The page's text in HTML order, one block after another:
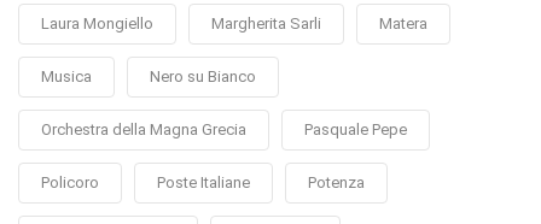
Laura Mongiello Margherita Sarli Matera
Musica Nero su Bianco
Orchestra della Magna Grecia Pasquale Pepe
Policoro Poste Italiane Potenza